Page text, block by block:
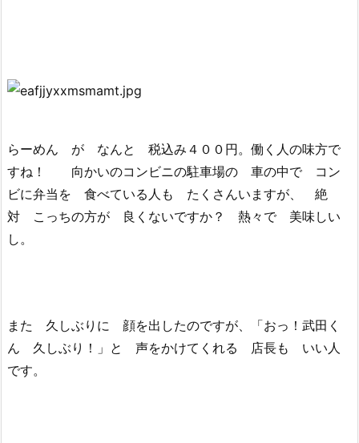
らーめん が なんと 税込み４００円。働く人の味方で
すね！ 向かいのコンビニの駐車場の 車の中で コン
ビに弁当を 食べている人も たくさんいますが、 絶
対 こっちの方が 良くないですか？ 熱々で 美味しい
し。
また 久しぶりに 顔を出したのですが、「おっ！武田く
ん 久しぶり！」と 声をかけてくれる 店長も いい人
です。